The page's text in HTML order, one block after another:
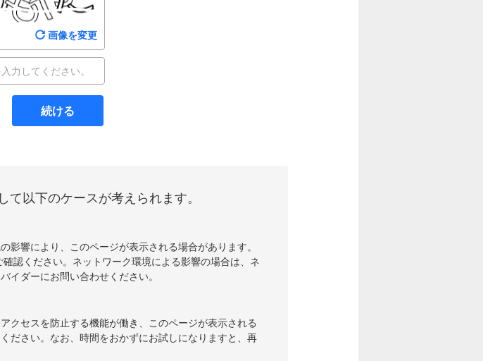
画像を変更
続ける
以下のケースが考えられます。
影響により、このページが表示される場合があります。
確認ください。ネットワーク環境による影響の場合は、ネ
イダーにお問い合わせください。
クセスを防止する機能が働き、このページが表示される
ださい。なお、時間をおかずにお試しになりますと、再